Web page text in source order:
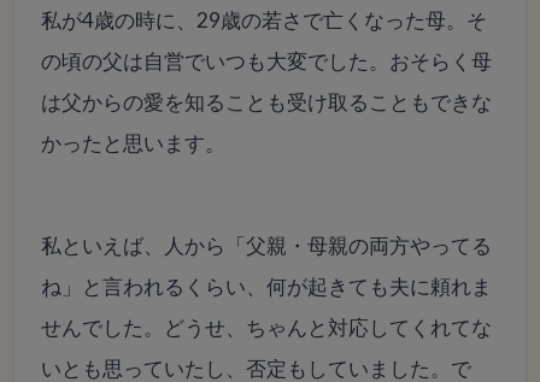
私が4歳の時に、29歳の若さで亡くなった母。そ
の頃の父は自営でいつも大変でした。おそらく母
は父からの愛を知ることも受け取ることもできな
かったと思います。
私といえば、人から「父親・母親の両方やってる
ね」と言われるくらい、何が起きても夫に頼れま
せんでした。どうせ、ちゃんと対応してくれてな
いとも思っていたし、否定もしていました。で